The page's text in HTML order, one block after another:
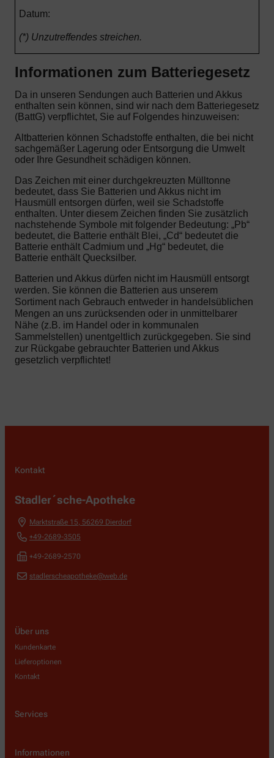
Datum:
(*) Unzutreffendes streichen.
Informationen zum Batteriegesetz
Da in unseren Sendungen auch Batterien und Akkus
enthalten sein können, sind wir nach dem Batteriegesetz
(BattG) verpflichtet, Sie auf Folgendes hinzuweisen:
Altbatterien können Schadstoffe enthalten, die bei nicht
sachgemäßer Lagerung oder Entsorgung die Umwelt
oder Ihre Gesundheit schädigen können.
Das Zeichen mit einer durchgekreuzten Mülltonne
bedeutet, dass Sie Batterien und Akkus nicht im
Hausmüll entsorgen dürfen, weil sie Schadstoffe
enthalten. Unter diesem Zeichen finden Sie zusätzlich
nachstehende Symbole mit folgender Bedeutung: „Pb“
bedeutet, die Batterie enthält Blei, „Cd“ bedeutet die
Batterie enthält Cadmium und „Hg“ bedeutet, die
Batterie enthält Quecksilber.
Batterien und Akkus dürfen nicht im Hausmüll entsorgt
werden. Sie können die Batterien aus unserem
Sortiment nach Gebrauch entweder in handelsüblichen
Mengen an uns zurücksenden oder in unmittelbarer
Nähe (z.B. im Handel oder in kommunalen
Sammelstellen) unentgeltlich zurückgegeben. Sie sind
zur Rückgabe gebrauchter Batterien und Akkus
gesetzlich verpflichtet!
Kontakt
Stadler´sche-Apotheke
Marktstraße 15, 56269 Dierdorf
+49-2689-3505
+49-2689-2570
stadlerscheapotheke@web.de
Über uns
Kundenkarte
Lieferoptionen
Kontakt
Services
Informationen